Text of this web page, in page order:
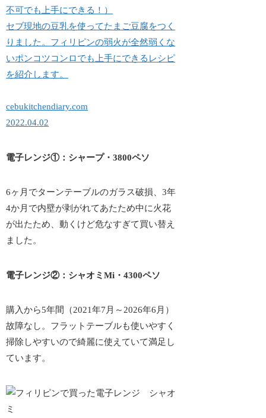
不可でも上手にできる！）
セブ現地の豆乳を使ってたまご豆腐をつく
りました。フィリピンの弱火が全然弱くな
いポンコツコンロでも上手にできるレシピ
を紹介します。
cebukitchendiary.com
2022.04.02
電子レンジ①：シャープ・3800ペソ
6ヶ月でターンテーブルのガラス破損、3年
4か月で内壁が剥がれてあたため中に火花
が出たため、動くけど危なすぎて買い替え
ました。
電子レンジ②：シャオミMi・4300ペソ
購入から5年間（2021年7月～2026年6月）
故障なし。フラットテーブルも使いやすく
掃除しやすいので綺麗に使えていて満足し
ています。